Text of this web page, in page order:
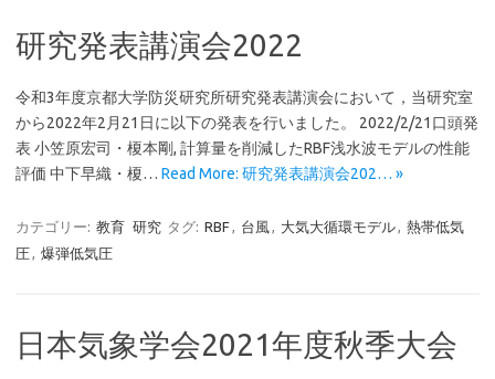
研究発表講演会2022
令和3年度京都大学防災研究所研究発表講演会において，当研究室
から2022年2月21日に以下の発表を行いました。 2022/2/21口頭発
表 小笠原宏司・榎本剛, 計算量を削減したRBF浅水波モデルの性能
評価 中下早織・榎… Read More: 研究発表講演会202… »
カテゴリー: 教育 研究 タグ: RBF 台風 大気大循環モデル
熱帯低気
圧
爆弾低気圧
日本気象学会2021年度秋季大会